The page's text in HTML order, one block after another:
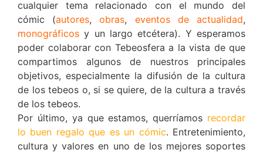
cualquier tema relacionado con el mundo del
cómic (autores,obras, eventos de actualidad,
monográficos y un largo etcétera). Y esperamos
poder colaborar con Tebeosfera a la vista de que
compartimos algunos de nuestros principales
objetivos, especialmente la difusión de la cultura
de los tebeos o, si se quiere, de la cultura a través
de los tebeos.
Por último, ya que estamos, querríamos recordar
lo buen regalo que es un cómic. Entretenimiento,
cultura y valores en uno de los mejores soportes